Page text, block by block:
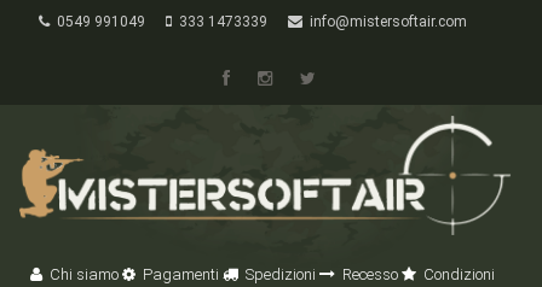
0549 991049 333 1473339 info@mistersoftair.com
Chi siamo Pagamenti Spedizioni Recesso
Condizioni